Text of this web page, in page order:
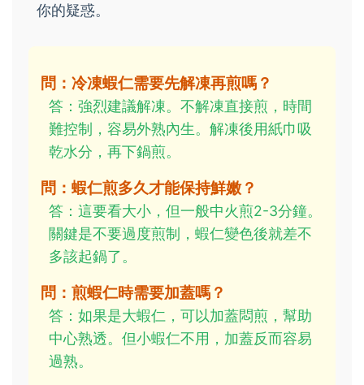
你的疑惑。
問：冷凍蝦仁需要先解凍再煎嗎？
答：強烈建議解凍。不解凍直接煎，時間
難控制，容易外熟內生。解凍後用紙巾吸
乾水分，再下鍋煎。
問：蝦仁煎多久才能保持鮮嫩？
答：這要看大小，但一般中火煎2-3分鐘。
關鍵是不要過度煎制，蝦仁變色後就差不
多該起鍋了。
問：煎蝦仁時需要加蓋嗎？
答：如果是大蝦仁，可以加蓋悶煎，幫助
中心熟透。但小蝦仁不用，加蓋反而容易
過熟。